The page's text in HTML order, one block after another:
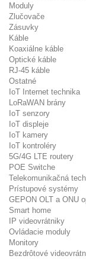
Moduly
Zlučovače
Zásuvky
Káble
Koaxiálne káble
Optické káble
RJ-45 káble
Ostatné
IoT Internet technika
LoRaWAN brány
IoT senzory
IoT displeje
IoT kamery
IoT kontroléry
5G/4G LTE routery
POE Switche
Telekomunikačná
Prístupové systémy
GEPON OLT a ONU
Smart home
IP videovrátniky
Ovládacie moduly
Monitory
Bezdrôtové